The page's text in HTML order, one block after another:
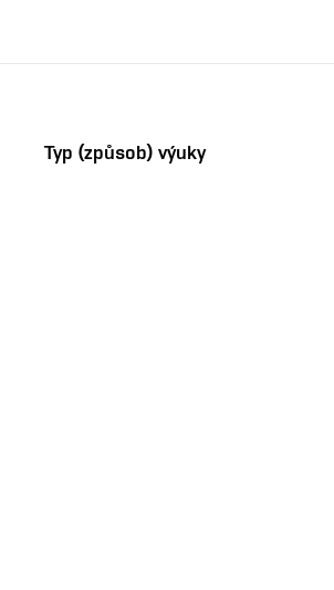
Typ (způsob) výuky